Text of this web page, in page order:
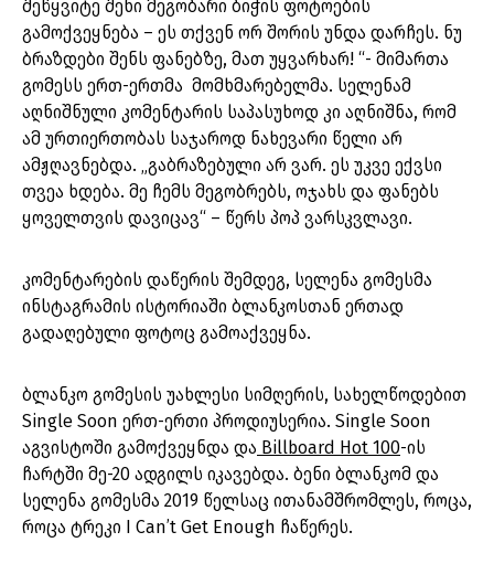
შეწყვიტე შენი მეგობარი ბიჭის ფოტოების
გამოქვეყნება – ეს თქვენ ორ შორის უნდა დარჩეს. ნუ
ბრაზდები შენს ფანებზე, მათ უყვარხარ! “- მიმართა
გომესს ერთ-ერთმა მომხმარებელმა. სელენამ
აღნიშნული კომენტარის საპასუხოდ კი აღნიშნა, რომ
ამ ურთიერთობას საჯაროდ ნახევარი წელი არ
ამჟღავნებდა. „გაბრაზებული არ ვარ. ეს უკვე ექვსი
თვეა ხდება. მე ჩემს მეგობრებს, ოჯახს და ფანებს
ყოველთვის დავიცავ“ – წერს პოპ ვარსკვლავი.
კომენტარების დაწერის შემდეგ, სელენა გომესმა
ინსტაგრამის ისტორიაში ბლანკოსთან ერთად
გადაღებული ფოტოც გამოაქვეყნა.
ბლანკო გომესის უახლესი სიმღერის, სახელწოდებით
Single Soon ერთ-ერთი პროდიუსერია. Single Soon
აგვისტოში გამოქვეყნდა და Billboard Hot 100-ის
ჩარტში მე-20 ადგილს იკავებდა. ბენი ბლანკომ და
სელენა გომესმა 2019 წელსაც ითანამშრომლეს, როცა,
როცა ტრეკი I Can’t Get Enough ჩაწერეს.